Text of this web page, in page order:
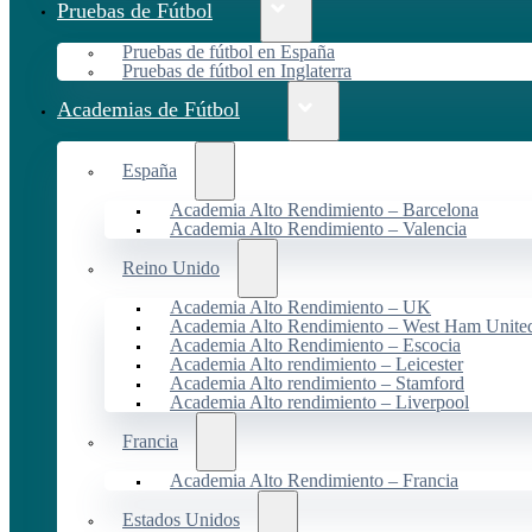
Pruebas de Fútbol
Pruebas de fútbol en España
Pruebas de fútbol en Inglaterra
Academias de Fútbol
España
Academia Alto Rendimiento – Barcelona
Academia Alto Rendimiento – Valencia
Reino Unido
Academia Alto Rendimiento – UK
Academia Alto Rendimiento – West Ham
Academia Alto Rendimiento – Escocia
Academia Alto rendimiento – Leicester
Academia Alto rendimiento – Stamford
Academia Alto rendimiento – Liverpool
Francia
Academia Alto Rendimiento – Francia
Estados Unidos